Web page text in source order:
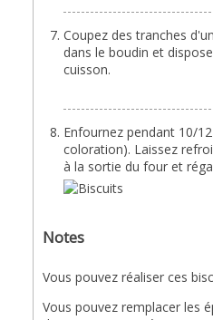
Coupez des tranches
dans le boudin et
cuisson.
Enfournez pendant 10/
coloration). Laissez
à la sortie du four et
Notes
Vous pouvez réaliser ces
Vous pouvez remplacer les